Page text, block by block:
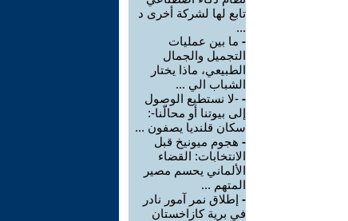
تابع لها لشركة أخرى د
...
- ما بين عمليات
التجميل والجمال
الطبيعي، ماذا يختار
الشباب الي ...
- -لا نستطيع الوصول
إلى بيوتنا أو محالّنا-:
سكان قلنديا يصفون ...
- هجوم ميونيخ قبل
الانتخابات: القضاء
الألماني يحسم مصير
المتهم ...
- إطلاق نمر آمور نادر
في برية كازاخستان